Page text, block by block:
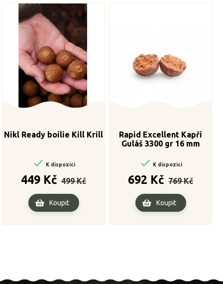
Nikl Ready boilie Kill Krill
 K dispozici
449 Kč
cena
499 Kč
Koupit
Rapid Excellent Kapří
Guláš 3300 gr 16 mm
 K dispozici
692 Kč
cena
769 Kč
Koupit